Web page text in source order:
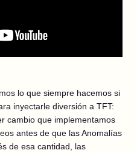
lo que siempre hacemos si
inyectarle diversión a TFT:
cambio que implementamos
antes de que las Anomalías
de esa cantidad, las